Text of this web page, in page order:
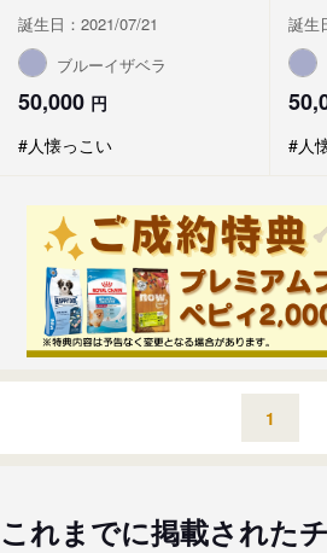
誕生日：2021/07/21
ブルーイザベラ
50,000 円
#人懐っこい
誕生
#人
1
これまでに掲載された